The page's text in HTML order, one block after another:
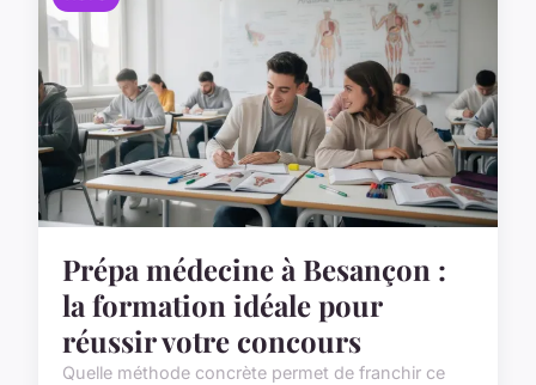
Prépa médecine à Besançon :
la formation idéale pour
réussir votre concours
Quelle méthode concrète permet de franchir ce